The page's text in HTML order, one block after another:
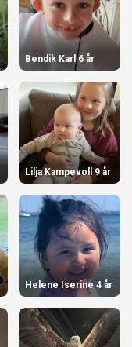
Bendik Karl 6 år
Lilja Kampevoll 9 år
Helene Iserine 4 år